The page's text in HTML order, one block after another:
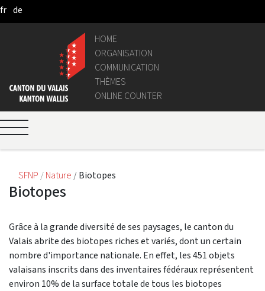
Skip to Main Content
fr de
HOME
ORGANISATION
COMMUNICATION
THÈMES
ONLINE COUNTER
SFNP Nature Biotopes
Biotopes
Grâce à la grande diversité de ses paysages, le canton du
Valais abrite des biotopes riches et variés, dont un certain
nombre d'importance nationale. En effet, les 451 objets
valaisans inscrits dans des inventaires fédéraux représentent
environ 10% de la surface totale de tous les biotopes